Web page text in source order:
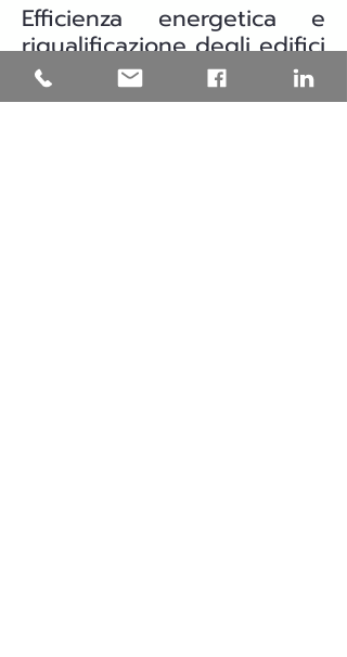
Efficienza energetica e
riqualificazione degli edifici
in Puglia
Una parte significativa del